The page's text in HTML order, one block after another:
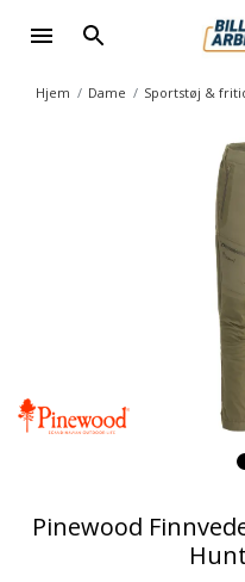
Hjem Dame Sportstøj &
Pinewood